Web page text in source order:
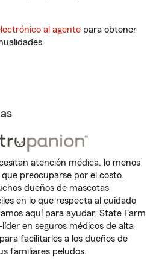
al agente para obtener
atención médica, lo menos
preocuparse por el costo.
dueños de mascotas
en lo que respecta al cuidado
aquí para ayudar. State Farm
en seguros médicos de alta
facilitarles a los dueños de
familiares peludos.